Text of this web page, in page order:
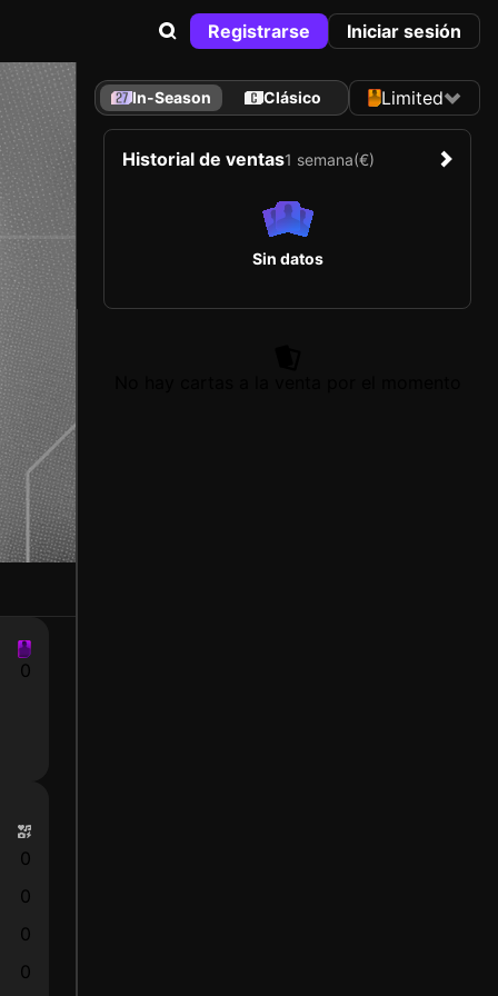
Registrarse Iniciar sesión
0
0
0
0
0
In-Season Clásico Limited
Historial de ventas1 semana(€)
Sin datos